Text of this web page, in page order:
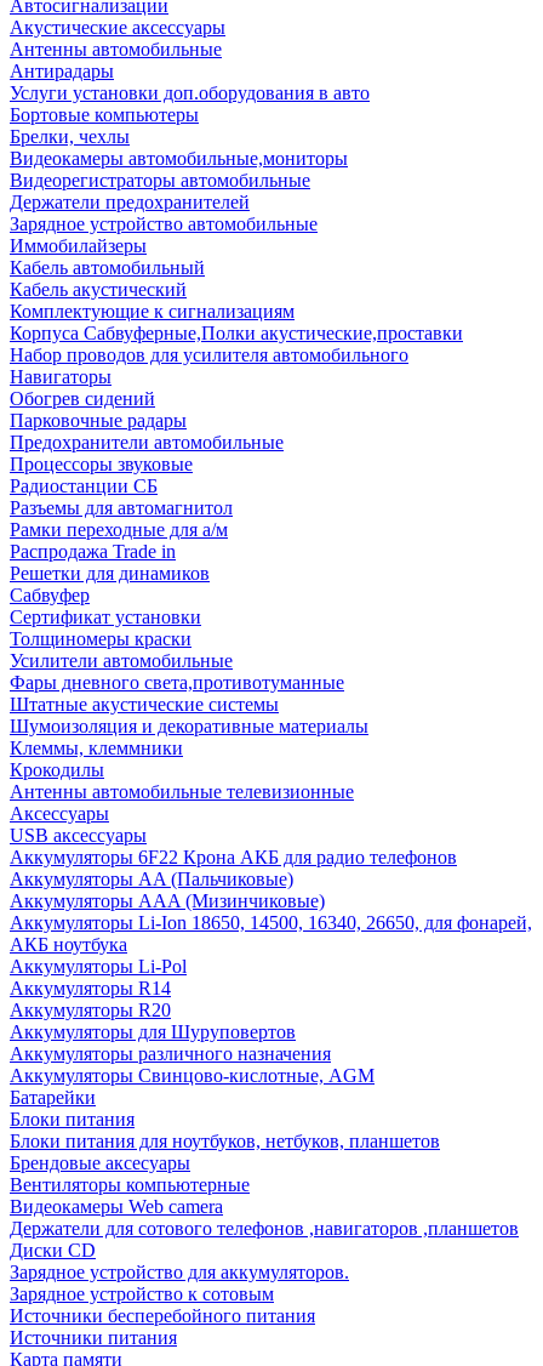
Автосигнализации
Акустические аксессуары
Антенны автомобильные
Антирадары
Услуги установки доп.оборудования в авто
Бортовые компьютеры
Брелки, чехлы
Видеокамеры автомобильные,мониторы
Видеорегистраторы автомобильные
Держатели предохранителей
Зарядное устройство автомобильные
Иммобилайзеры
Кабель автомобильный
Кабель акустический
Комплектующие к сигнализациям
Корпуса Сабвуферные,Полки акустические,проставки
Набор проводов для усилителя автомобильного
Навигаторы
Обогрев сидений
Парковочные радары
Предохранители автомобильные
Процессоры звуковые
Радиостанции СБ
Разъемы для автомагнитол
Рамки переходные для а/м
Распродажа Trade in
Решетки для динамиков
Сабвуфер
Сертификат установки
Толщиномеры краски
Усилители автомобильные
Фары дневного света,противотуманные
Штатные акустические системы
Шумоизоляция и декоративные материалы
Клеммы, клеммники
Крокодилы
Антенны автомобильные телевизионные
Аксессуары
USB аксессуары
Аккумуляторы 6F22 Крона АКБ для радио телефонов
Аккумуляторы AA (Пальчиковые)
Аккумуляторы AAA (Мизинчиковые)
Аккумуляторы Li-Ion 18650, 14500, 16340, 26650, для фонарей,
АКБ ноутбука
Аккумуляторы Li-Pol
Аккумуляторы R14
Аккумуляторы R20
Аккумуляторы для Шуруповертов
Аккумуляторы различного назначения
Аккумуляторы Свинцово-кислотные, AGM
Батарейки
Блоки питания
Блоки питания для ноутбуков, нетбуков, планшетов
Брендовые аксесуары
Вентиляторы компьютерные
Видеокамеры Web camera
Держатели для сотового телефонов ,навигаторов ,планшетов
Диски CD
Зарядное устройство для аккумуляторов.
Зарядное устройство к сотовым
Источники бесперебойного питания
Источники питания
Карта памяти